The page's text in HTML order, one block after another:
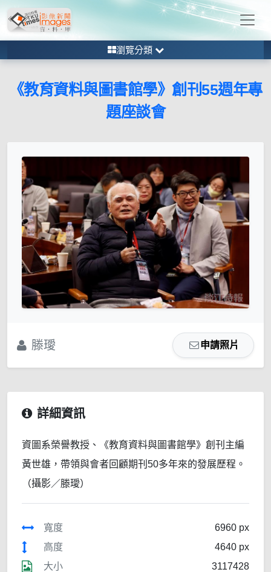
瀏覽分類
《教育資料與圖書館學》創刊55週年專
題座談會
滕璦 申請照片
詳細資訊
資圖系榮譽教授、《教育資料與圖書館學》創刊主編
黃世雄，帶領與會者回顧期刊50多年來的發展歷程。
（攝影／滕璦）
寬度
6960 px
高度
4640 px
大小
3117428